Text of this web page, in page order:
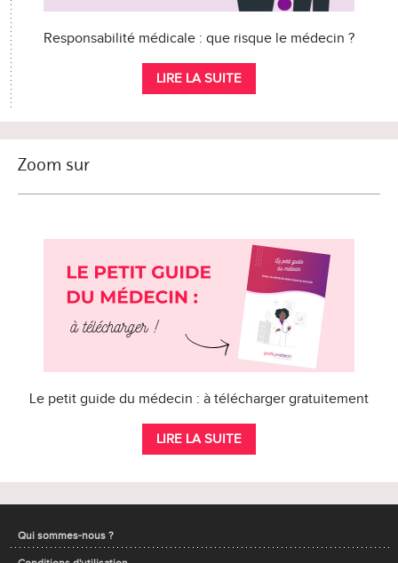
Responsabilité médicale : que risque le médecin ?
LIRE LA SUITE
Zoom sur
Le petit guide du médecin : à télécharger gratuitement
LIRE LA SUITE
Qui sommes-nous ?